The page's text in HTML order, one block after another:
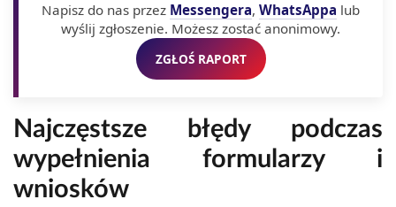
Napisz do nas przez Messengera, WhatsAppa lub
wyślij zgłoszenie. Możesz zostać anonimowy.
ZGŁOŚ RAPORT
Najczęstsze błędy podczas
wypełnienia formularzy i
wniosków